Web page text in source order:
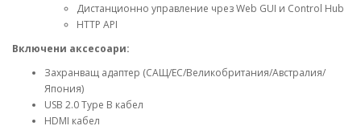
Дистанционно управление чрез Web GUI и Control Hub
HTTP API
Включени аксесоари:
Захранващ адаптер (САЩ/ЕС/Великобритания/Австралия/
Япония)
USB 2.0 Type B кабел
HDMI кабел